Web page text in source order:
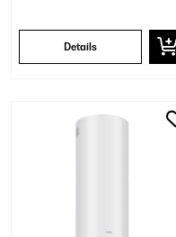
Details